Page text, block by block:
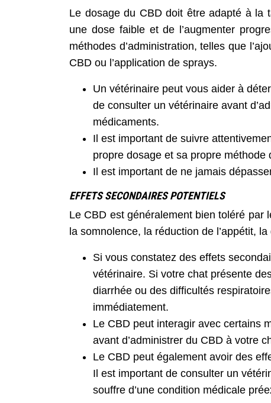
Le dosage du CBD doit être adapté à la
une dose faible et de l’augmenter
méthodes d’administration, telles que
CBD ou l’application de sprays.
Un vétérinaire peut vous aider à
de consulter un vétérinaire avant
médicaments.
Il est important de suivre
propre dosage et sa propre méthode
Il est important de ne jamais
EFFETS SECONDAIRES POTENTIELS
Le CBD est généralement bien toléré par
la somnolence, la réduction de l’appétit,
Si vous constatez des effets
vétérinaire. Si votre chat présente
diarrhée ou des difficultés
immédiatement.
Le CBD peut interagir avec certains
avant d’administrer du CBD à votre
Le CBD peut également avoir des
Il est important de consulter un
souffre d’une condition médicale